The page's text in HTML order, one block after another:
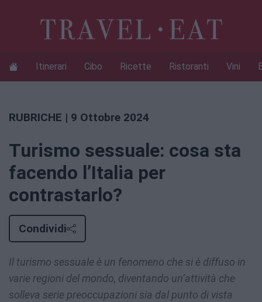
Itinerari Cibo Ricette Ristoranti Vini
RUBRICHE | 9 Ottobre 2024
Turismo sessuale: cosa sta
facendo l’Italia per
contrastarlo?
Condividi
Il turismo sessuale è un fenomeno che si è diffuso in
varie regioni del mondo, diventando un’attività che
solleva serie preoccupazioni sia dal punto di vista